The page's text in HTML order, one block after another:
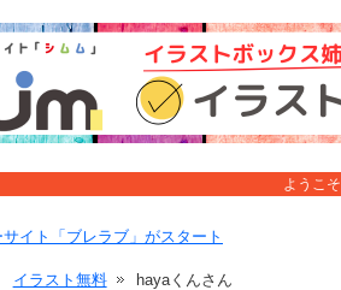
ようこそ
イト「ブレラブ」がスタート
イラスト無料 hayaくんさん